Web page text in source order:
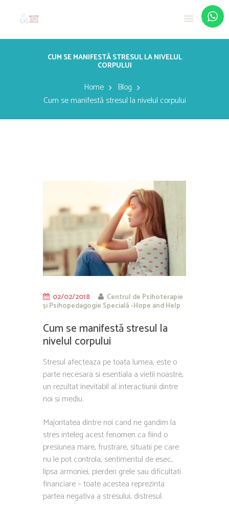
CUM SE MANIFESTĂ STRESUL LA NIVELUL
CORPULUI
Home
Blog
Cum se manifestă stresul la nivelul corpului
02/02/2018 Centrul de Psihoterapie
și Psihopedagogie Specială -Hope and Help
Cum se manifestă stresul la
nivelul corpului
Stresul afecteaza pe toata lumea, este o
parte necesara si esentiala a vietii noastre,
un rezultat inevitabil al interactiunii dintre
noi si mediu.
Majoritatea dintre noi cand ne gandim la
stres inteleg acest fenomen ca fiind o
presiunea mare, frustrare, situatii pe care
nu le pot controla, sentimentul de esec,
lipsa armoniei, pierderi grele sau dificultati
financiare – toate acestea reprezinta
partea negativa a stresului, distresul.